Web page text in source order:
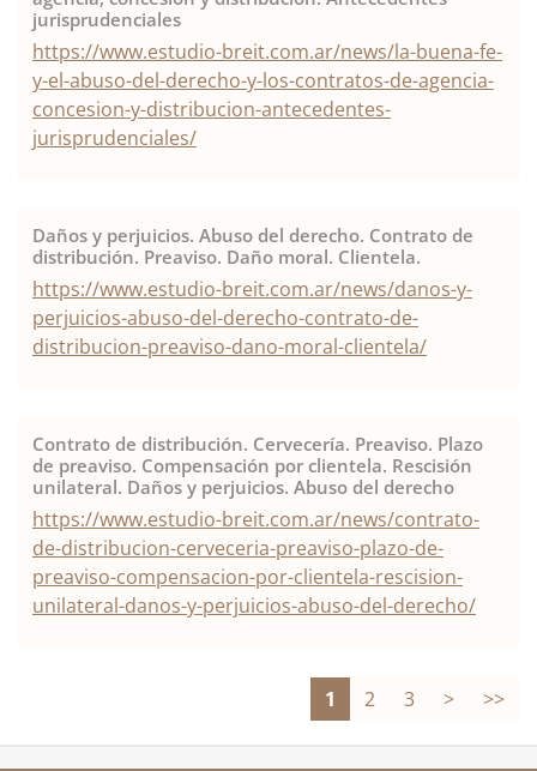
jurisprudenciales
https://www.estudio-breit.com.ar/news/la-buena-fe-
y-el-abuso-del-derecho-y-los-contratos-de-agencia-
concesion-y-distribucion-antecedentes-
jurisprudenciales/
Daños y perjuicios. Abuso del derecho. Contrato de
distribución. Preaviso. Daño moral. Clientela.
https://www.estudio-breit.com.ar/news/danos-y-
perjuicios-abuso-del-derecho-contrato-de-
distribucion-preaviso-dano-moral-clientela/
Contrato de distribución. Cervecería. Preaviso. Plazo
de preaviso. Compensación por clientela. Rescisión
unilateral. Daños y perjuicios. Abuso del derecho
https://www.estudio-breit.com.ar/news/contrato-
de-distribucion-cerveceria-preaviso-plazo-de-
preaviso-compensacion-por-clientela-rescision-
unilateral-danos-y-perjuicios-abuso-del-derecho/
1 2 3 > >>